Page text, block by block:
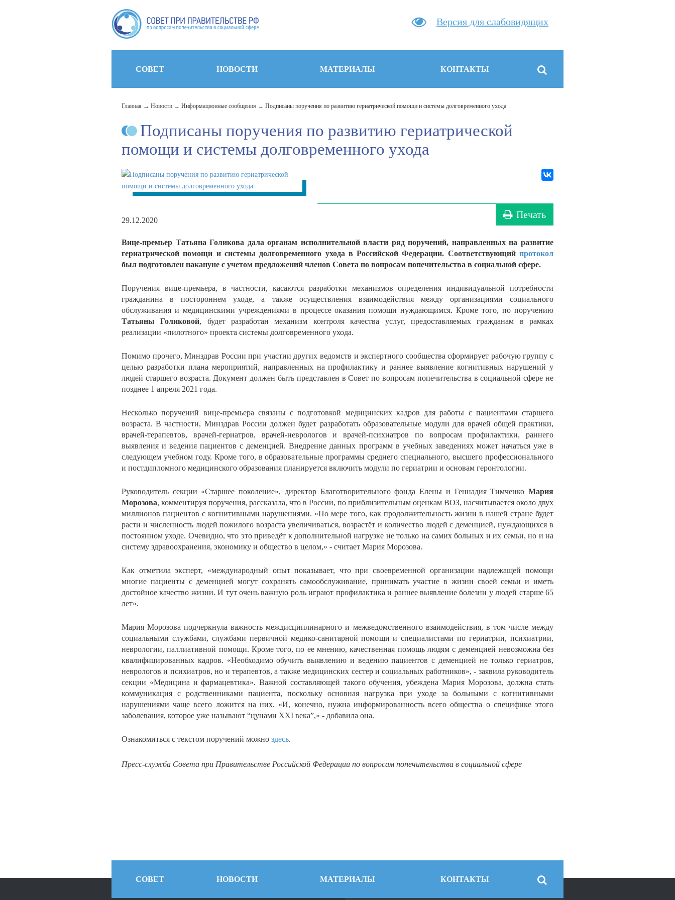
Версия для слабовидящих
СОВЕТ НОВОСТИ МАТЕРИАЛЫ КОНТАКТЫ
Главная Новости Информационные сообщения Подписаны поручения по развитию гериатрической помощи и системы долговременного ухода
Подписаны поручения по развитию гериатрической
помощи и системы долговременного ухода
Печать
29.12.2020
Вице-премьер Татьяна Голикова дала органам исполнительной власти ряд поручений, направленных на развитие
гериатрической помощи и системы долговременного ухода в Российской Федерации. Соответствующий протокол
был подготовлен накануне с учетом предложений членов Совета по вопросам попечительства в социальной сфере.
Поручения вице-премьера, в частности, касаются разработки механизмов определения индивидуальной потребности
гражданина в постороннем уходе, а также осуществления взаимодействия между организациями социального
обслуживания и медицинскими учреждениями в процессе оказания помощи нуждающимся. Кроме того, по поручению
Татьяны Голиковой, будет разработан механизм контроля качества услуг, предоставляемых гражданам в рамках
реализации «пилотного» проекта системы долговременного ухода.
Помимо прочего, Минздрав России при участии других ведомств и экспертного сообщества сформирует рабочую группу с
целью разработки плана мероприятий, направленных на профилактику и раннее выявление когнитивных нарушений у
людей старшего возраста. Документ должен быть представлен в Совет по вопросам попечительства в социальной сфере не
позднее 1 апреля 2021 года.
Несколько поручений вице-премьера связаны с подготовкой медицинских кадров для работы с пациентами старшего
возраста. В частности, Минздрав России должен будет разработать образовательные модули для врачей общей практики,
врачей-терапевтов, врачей-гериатров, врачей-неврологов и врачей-психиатров по вопросам профилактики, раннего
выявления и ведения пациентов с деменцией. Внедрение данных программ в учебных заведениях может начаться уже в
следующем учебном году. Кроме того, в образовательные программы среднего специального, высшего профессионального
и постдипломного медицинского образования планируется включить модули по гериатрии и основам геронтологии.
Руководитель секции «Старшее поколение», директор Благотворительного фонда Елены и Геннадия Тимченко Мария
Морозова, комментируя поручения, рассказала, что в России, по приблизительным оценкам ВОЗ, насчитывается около двух
миллионов пациентов с когнитивными нарушениями. «По мере того, как продолжительность жизни в нашей стране будет
расти и численность людей пожилого возраста увеличиваться, возрастёт и количество людей с деменцией, нуждающихся в
постоянном уходе. Очевидно, что это приведёт к дополнительной нагрузке не только на самих больных и их семьи, но и на
систему здравоохранения, экономику и общество в целом,» - считает Мария Морозова.
Как отметила эксперт, «международный опыт показывает, что при своевременной организации надлежащей помощи
многие пациенты с деменцией могут сохранять самообслуживание, принимать участие в жизни своей семьи и иметь
достойное качество жизни. И тут очень важную роль играют профилактика и раннее выявление болезни у людей старше 65
лет».
Мария Морозова подчеркнула важность междисциплинарного и межведомственного взаимодействия, в том числе между
социальными службами, службами первичной медико-санитарной помощи и специалистами по гериатрии, психиатрии,
неврологии, паллиативной помощи. Кроме того, по ее мнению, качественная помощь людям с деменцией невозможна без
квалифицированных кадров. «Необходимо обучить выявлению и ведению пациентов с деменцией не только гериатров,
неврологов и психиатров, но и терапевтов, а также медицинских сестер и социальных работников», - заявила руководитель
секции «Медицина и фармацевтика». Важной составляющей такого обучения, убеждена Мария Морозова, должна стать
коммуникация с родственниками пациента, поскольку основная нагрузка при уходе за больными с когнитивными
нарушениями чаще всего ложится на них. «И, конечно, нужна информированность всего общества о специфике этого
заболевания, которое уже называют “цунами XXI века”,» - добавила она.
Ознакомиться с текстом поручений можно здесь.
Пресс-служба Совета при Правительстве Российской Федерации по вопросам попечительства в социальной сфере
СОВЕТ НОВОСТИ МАТЕРИАЛЫ КОНТАКТЫ